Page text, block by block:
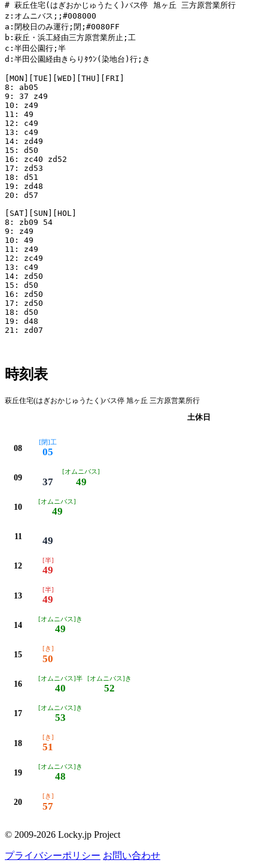
# 萩丘住宅(はぎおかじゅうたく)バス停 旭ヶ丘 三方原営業所行
z:オムニバス;;#008000
a:閉校日のみ運行;閉;#0080FF
b:萩丘・浜工経由三方原営業所止;工
c:半田公園行;半
d:半田公園経由きらりﾀｳﾝ(染地台)行;き
[MON][TUE][WED][THU][FRI]
8: ab05
9: 37 z49
10: z49
11: 49
12: c49
13: c49
14: zd49
15: d50
16: zc40 zd52
17: zd53
18: d51
19: zd48
20: d57
[SAT][SUN][HOL]
8: zb09 54
9: z49
10: 49
11: z49
12: zc49
13: c49
14: zd50
15: d50
16: zd50
17: zd50
18: d50
19: d48
21: zd07
時刻表
萩丘住宅(はぎおかじゅうたく)バス停 旭ヶ丘 三方原営業所行
土休日
08
[閉]工
05
09 37
[オムニバス]
49
10
[オムニバス]
49
11 49
12
[半]
49
13
[半]
49
14
[オムニバス]き
49
15
[き]
50
16
[オムニバス]半
40
[オムニバス]き
52
17
[オムニバス]き
53
18
[き]
51
19
[オムニバス]き
48
20
[き]
57
© 2009-2026 Locky.jp Project
プライバシーポリシー お問い合わせ